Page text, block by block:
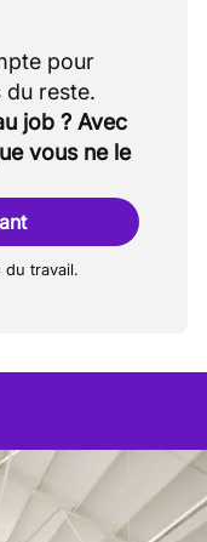
pour
job ? Avec
vous ne le
du travail.